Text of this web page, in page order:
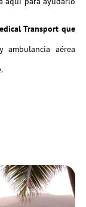
Transport que
aérea